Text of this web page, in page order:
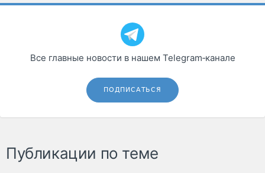
Все главные новости в нашем Telegram‑канале
ПОДПИСАТЬСЯ
Публикации по теме